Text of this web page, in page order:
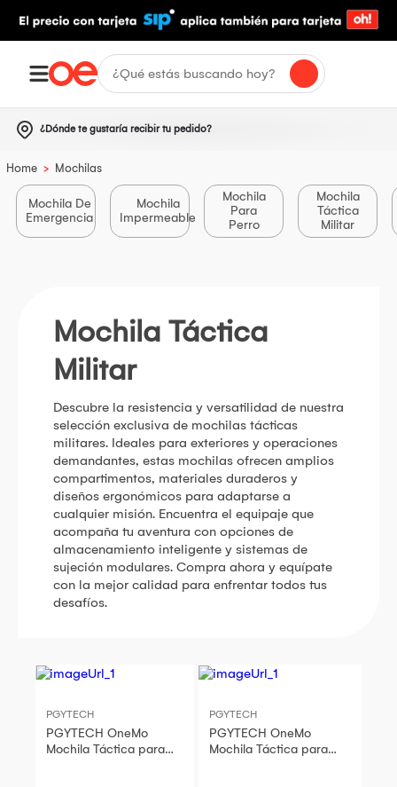
¿Dónde te gustaría recibir tu pedido?
Home > Mochilas
Mochila De
Emergencia
Mochila
Impermeable
Mochila
Para
Perro
Mochila
Táctica
Militar
Mochila Táctica
Militar
Descubre la resistencia y versatilidad de nuestra
selección exclusiva de mochilas tácticas
militares. Ideales para exteriores y operaciones
demandantes, estas mochilas ofrecen amplios
compartimentos, materiales duraderos y
diseños ergonómicos para adaptarse a
cualquier misión. Encuentra el equipaje que
acompaña tu aventura con opciones de
almacenamiento inteligente y sistemas de
sujeción modulares. Compra ahora y equípate
con la mejor calidad para enfrentar todos tus
desafíos.
PGYTECH
PGYTECH OneMo
Mochila Táctica para
PGYTECH
PGYTECH OneMo
Mochila Táctica para